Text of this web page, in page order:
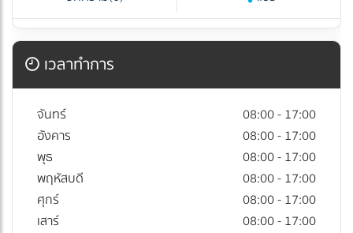
เวลาทำการ
จันทร์
08:00 - 17:00
อังคาร
08:00 - 17:00
พุธ
08:00 - 17:00
พฤหัสบดี
08:00 - 17:00
ศุกร์
08:00 - 17:00
เสาร์
08:00 - 17:00